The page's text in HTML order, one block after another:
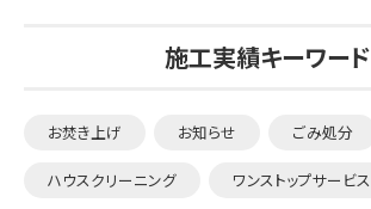
施工実績キーワード
お焚き上げ お知らせ ごみ処分
ハウスクリーニング ワンストップサービス